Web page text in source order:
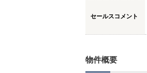
セールスコメント
物件概要